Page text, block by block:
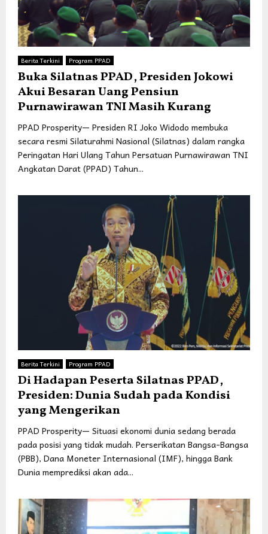
Berita Terkini Program PPAD
Buka Silatnas PPAD, Presiden Jokowi
Akui Besaran Uang Pensiun
Purnawirawan TNI Masih Kurang
PPAD Prosperity— Presiden RI Joko Widodo membuka
secara resmi Silaturahmi Nasional (Silatnas) dalam rangka
Peringatan Hari Ulang Tahun Persatuan Purnawirawan TNI
Angkatan Darat (PPAD) Tahun...
Berita Terkini Program PPAD
Di Hadapan Peserta Silatnas PPAD,
Presiden: Dunia Sudah pada Kondisi
yang Mengerikan
PPAD Prosperity— Situasi ekonomi dunia sedang berada
pada posisi yang tidak mudah. Perserikatan Bangsa-Bangsa
(PBB), Dana Moneter Internasional (IMF), hingga Bank
Dunia memprediksi akan ada...